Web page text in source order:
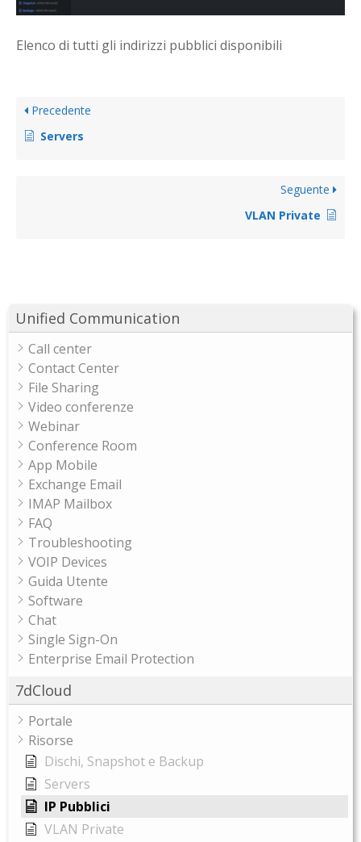
Unified Communication
Call center
Contact Center
File Sharing
Video conferenze
Webinar
Conference Room
App Mobile
Exchange Email
IMAP Mailbox
FAQ
Troubleshooting
VOIP Devices
Guida Utente
Software
Chat
Single Sign-On
Enterprise Email Protection
7dCloud
Portale
Risorse
Dischi, Snapshot e Backup
Servers
IP Pubblici
VLAN Private
Elenco di tutti gli indirizzi pubblici disponibili
Precedente
Servers
Seguente
VLAN Private